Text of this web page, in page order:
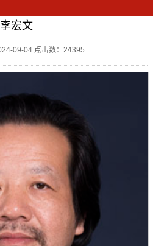
李宏文
09-04 点击数：24395